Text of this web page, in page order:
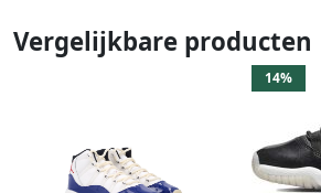
Vergelijkbare producten
14%